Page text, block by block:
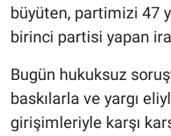
büyüten, partimizi 47
birinci partisi yapan
Bugün hukuksuz
baskılarla ve yargı
girişimleriyle karşı